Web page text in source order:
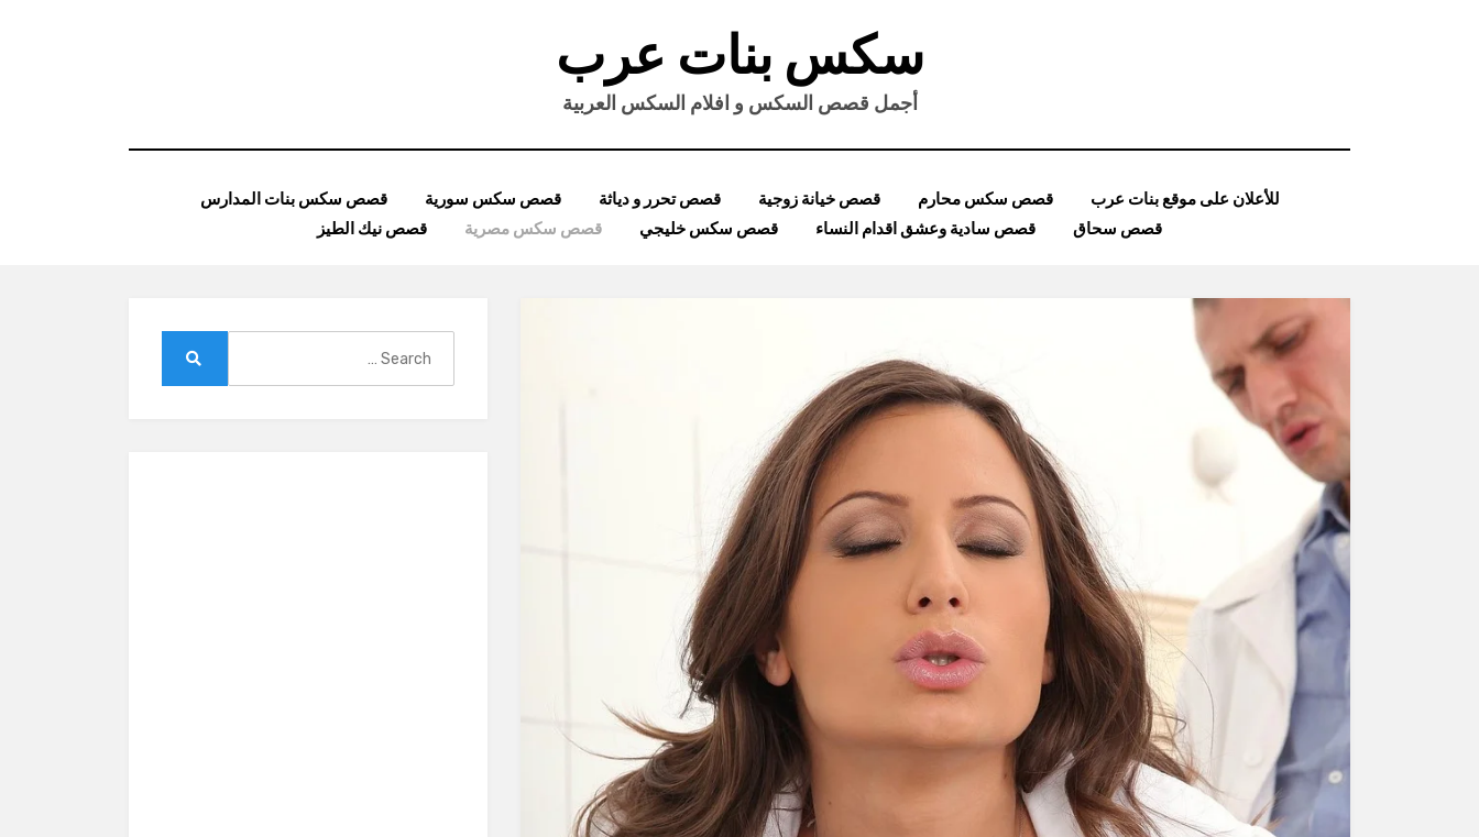
سكس بنات عرب
أجمل قصص السكس و افلام السكس العربية
للأعلان على موقع بنات عرب قصص سكس محارم قصص خيانة زوجية قصص تحرر و دياثة قصص سكس سورية
قصص سكس بنات المدارس
قصص سحاق
قصص سادية وعشق اقدام النساء قصص سكس خليجي قصص سكس مصرية قصص نيك الطيز